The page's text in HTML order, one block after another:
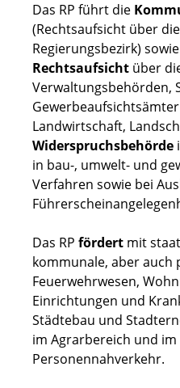
Das RP führt die
(Rechtsaufsicht über
Regierungsbezirk)
Rechtsaufsicht über
Verwaltungsbehörden,
Landwirtschaft,
Widerspruchsbehörde
in bau-, umwelt- und
Verfahren sowie bei
Das RP fördert mit
kommunale, aber auch
Feuerwehrwesen,
Einrichtungen und
Städtebau und
im Agrarbereich und
Personennahverkehr.